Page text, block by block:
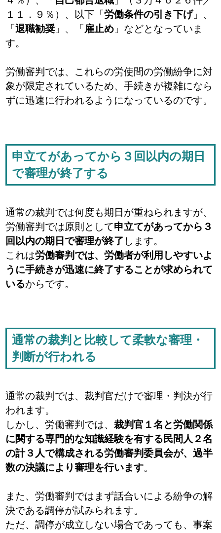
１１．９％）、以下「労働条件の引き下げ」、
「退職勧奨 」、「 雇止め 」などとなっていま
す。
労働審判では、これらの労使間の労働紛争に対
象が限定されているため、手続きが複雑になら
ずに迅速に行われるようになっているのです。
申立てがあってから３回以内の期日
で審理が終了する
通常の裁判では何度も期日が重ねられますが、
労働審判では原則として申立てがあってから３
回以内の期日で審理が終了 します。
これは労働審判では、労働者が利用しやすいよ
うに手続きが迅速に終了することが求められて
いるからです。
通常の裁判と比較して柔軟な審理・
判断が行われる
通常の裁判では、裁判官だけで審理・判決が行
われます。
しかし、労働審判では、裁判官１名と労働関係
に関する専門的な知識経験を有する民間人２名
の計３人で構成される労働審判委員会が、過半
数の決議により審理を行います。
また、労働審判ではまず話合いによる紛争の解
決である調停が試みられます。
ただ、調停が成立しない場合であっても、事案